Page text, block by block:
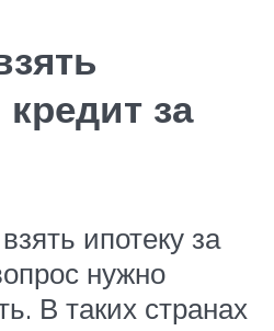
за
ипотеку за
нужно
В таких странах